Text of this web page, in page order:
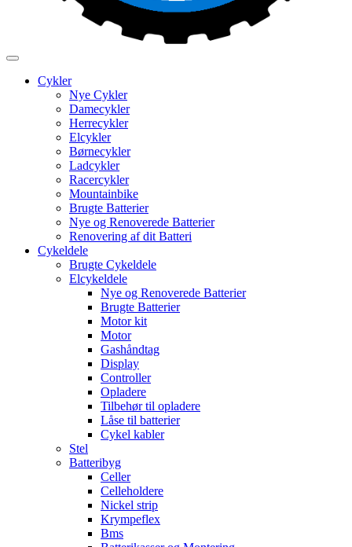
Cykler
Nye Cykler
Damecykler
Herrecykler
Elcykler
Børnecykler
Ladcykler
Racercykler
Mountainbike
Brugte Batterier
Nye og Renoverede Batterier
Renovering af dit Batteri
Cykeldele
Brugte Cykeldele
Elcykeldele
Nye og Renoverede Batterier
Brugte Batterier
Motor kit
Motor
Gashåndtag
Display
Controller
Opladere
Tilbehør til opladere
Låse til batterier
Cykel kabler
Stel
Batteribyg
Celler
Celleholdere
Nickel strip
Krympeflex
Bms